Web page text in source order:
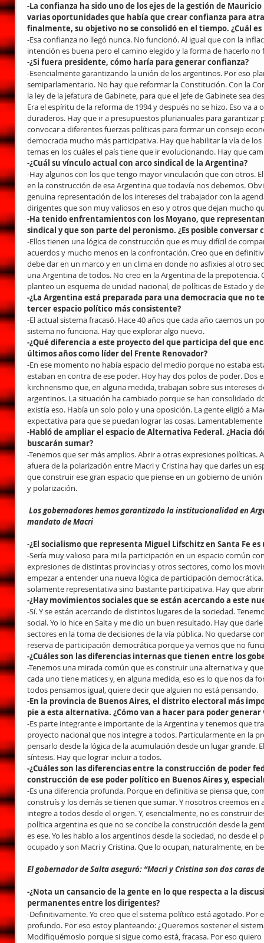
-La confianza ha sido uno de los ejes de la gestión de
varias oportunidades que había que crear confianza para
finalmente, su objetivo no se consolidó en el tiempo. ¿Cuál
-Esa confianza no llegó nunca. No funcionó. Al igual que con la
intención es buena pero el camino elegido y la forma de hacerlo no
-¿Si fuera presidente, cómo haría para generar confianza?
-Esencialmente garantizando la unión de los argentinos. Por eso
semiparlamentario. No hay que reformar la Constitución. Con la
la ley de la jefatura de Gabinete, para que el Jefe de Gabinete sea
Era el espíritu de la reforma de 1994 y después no se hizo. Eso va a
duraderos. Hay que ir a presupuestos plurianuales para
convocar a diferentes fuerzas políticas para formar un consejo
democracia mucho más participativa. Hay que habilitar la vía de
temas en los cuáles el país tiene que ir evolucionando. Hay que
-¿Cuál su vínculo actual con arco sindical de la Argentina?
-Hay algunos con los que tengo mayor vinculación que con otros.
en la construcción de esa Argentina que todavía nos debemos.
genuina representación de los intereses del trabajador con la
dirigentes que son muy valiosos en eso y otros que dejan mucho
-Ha tenido enfrentamientos con los Moyano, que
sindical y que son parte del peronismo. ¿Es posible conversar
-Ellos tienen una lógica de construcción que es muy difícil de
acuerdos y mucho menos en la confrontación. Creo que en
debe dar en un marco y en un clima en donde no asfixies al otro
una Argentina de todos. No creo en la Argentina de la
planteo un esquema de unidad nacional, de políticas de Estado y
-¿La Argentina está preparada para una democracia que no
tercer espacio político más consistente?
-El actual sistema fracasó. Hace 40 años que cada año caemos un
sistema no funciona. Hay que explorar algo nuevo.
-¿Qué diferencia a este proyecto del que participa del que
últimos años como líder del Frente Renovador?
-En ese momento no había espacio del medio porque no estaba
estaban en contra de ese poder. Hoy hay dos polos de poder. Dos
kirchnerismo que, en alguna medida, trabajan sobre sus intereses
argentinos. La situación ha cambiado porque se han consolidado
existía eso. Había un solo polo y una oposición. La gente eligió a
expectativa para que se puedan lograr las cosas.
-Habló de ampliar el espacio de Alternativa Federal. ¿Hacia
buscarán sumar?
-Tenemos que ser más amplios. Abrir a otras expresiones políticas.
afuera de la polarización entre Macri y Cristina hay que darles un
que construir ese gran espacio que piense en un gobierno de
y polarización.
mandato de Macri
-¿El socialismo que representa Miguel Lifschitz en Santa Fe es
-Sería muy valioso para mi la participación en un espacio común
expresiones de distintas provincias y otros sectores, como los
empezar a entender una nueva lógica de participación
solamente representativa sino bastante participativa. Hay que
-¿Hay movimientos sociales que se están acercando a este
-Sí. Y se están acercando de distintos lugares de la sociedad.
social. Yo lo hice en Salta y me dio un buen resultado. Hay que
sectores en la toma de decisiones de la vía pública. No quedarse
reserva de participación democrática porque ya vemos que no
-¿Cuáles son las diferencias internas que tienen entre los
-Tenemos una mirada común que es construir una alternativa y
cada uno tiene matices y, en alguna medida, eso es lo que nos da
todos pensamos igual, quiere decir que alguien no está pensando.
-En la provincia de Buenos Aires, el distrito electoral más
pie a esta alternativa. ¿Cómo van a hacer para poder
-Es parte integrante e importante de la Argentina y tenemos que
proyecto nacional que nos integre a todos. Particularmente en la
pensarlo desde la lógica de la acumulación desde un lugar grande.
síntesis. Hay que lograr incluir a todos.
-¿Cuáles son las diferencias entre la construcción de poder
construcción de ese poder político en Buenos Aires y,
-Es una diferencia profunda. Porque en definitiva se piensa que,
construís y los demás se tienen que sumar. Y nosotros creemos
integre a todos desde el origen. Y, esencialmente, no es construir
política argentina es que no se concibe la construcción desde la
es ese. Yo les hablo a los argentinos desde la sociedad, no desde
ocupado y son Macri y Cristina. Que lo ocupan, naturalmente, en
El gobernador de Salta aseguró: “Macri y Cristina son dos caras
-¿Nota un cansancio de la gente en lo que respecta a la
permanentes entre los dirigentes?
-Definitivamente. Yo creo que el sistema político está agotado. Por
profundo. Por eso estoy planteando: ¿Queremos sostener el
Modifiquémoslo porque si sigue como está, fracasa. Por eso